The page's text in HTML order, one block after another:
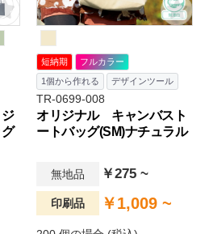
ムです。
短納期
フルカラー
1個から作れる
デザインツール
TR-0699-008
オリジナル キャンバスト
ートバッグ(SM)ナチュラル
無地品 ￥275 ~
印刷品 ￥1,009 ~